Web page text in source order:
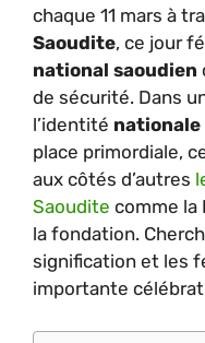
chaque 11 mars à
Saoudite, ce jour
national saoudien
de sécurité. Dans
l’identité nationale
place primordiale,
aux côtés d’autres
Saoudite comme la
la fondation.
signification et les
importante